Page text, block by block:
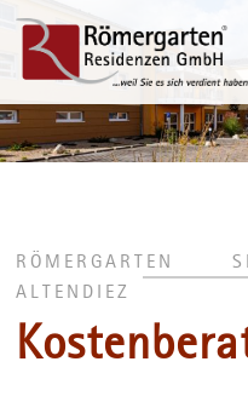
RÖMERGARTEN
ALTENDIEZ